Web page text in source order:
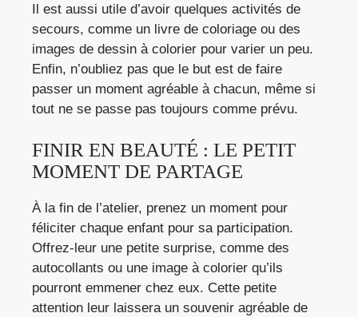
Il est aussi utile d’avoir quelques activités de
secours, comme un livre de coloriage ou des
images de dessin à colorier pour varier un peu.
Enfin, n’oubliez pas que le but est de faire
passer un moment agréable à chacun, même si
tout ne se passe pas toujours comme prévu.
FINIR EN BEAUTÉ : LE PETIT
MOMENT DE PARTAGE
À la fin de l’atelier, prenez un moment pour
féliciter chaque enfant pour sa participation.
Offrez-leur une petite surprise, comme des
autocollants ou une image à colorier qu’ils
pourront emmener chez eux. Cette petite
attention leur laissera un souvenir agréable de